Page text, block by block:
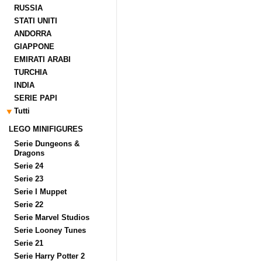
RUSSIA
STATI UNITI
ANDORRA
GIAPPONE
EMIRATI ARABI
TURCHIA
INDIA
SERIE PAPI
Tutti
LEGO MINIFIGURES
Serie Dungeons &
Dragons
Serie 24
Serie 23
Serie I Muppet
Serie 22
Serie Marvel Studios
Serie Looney Tunes
Serie 21
Serie Harry Potter 2